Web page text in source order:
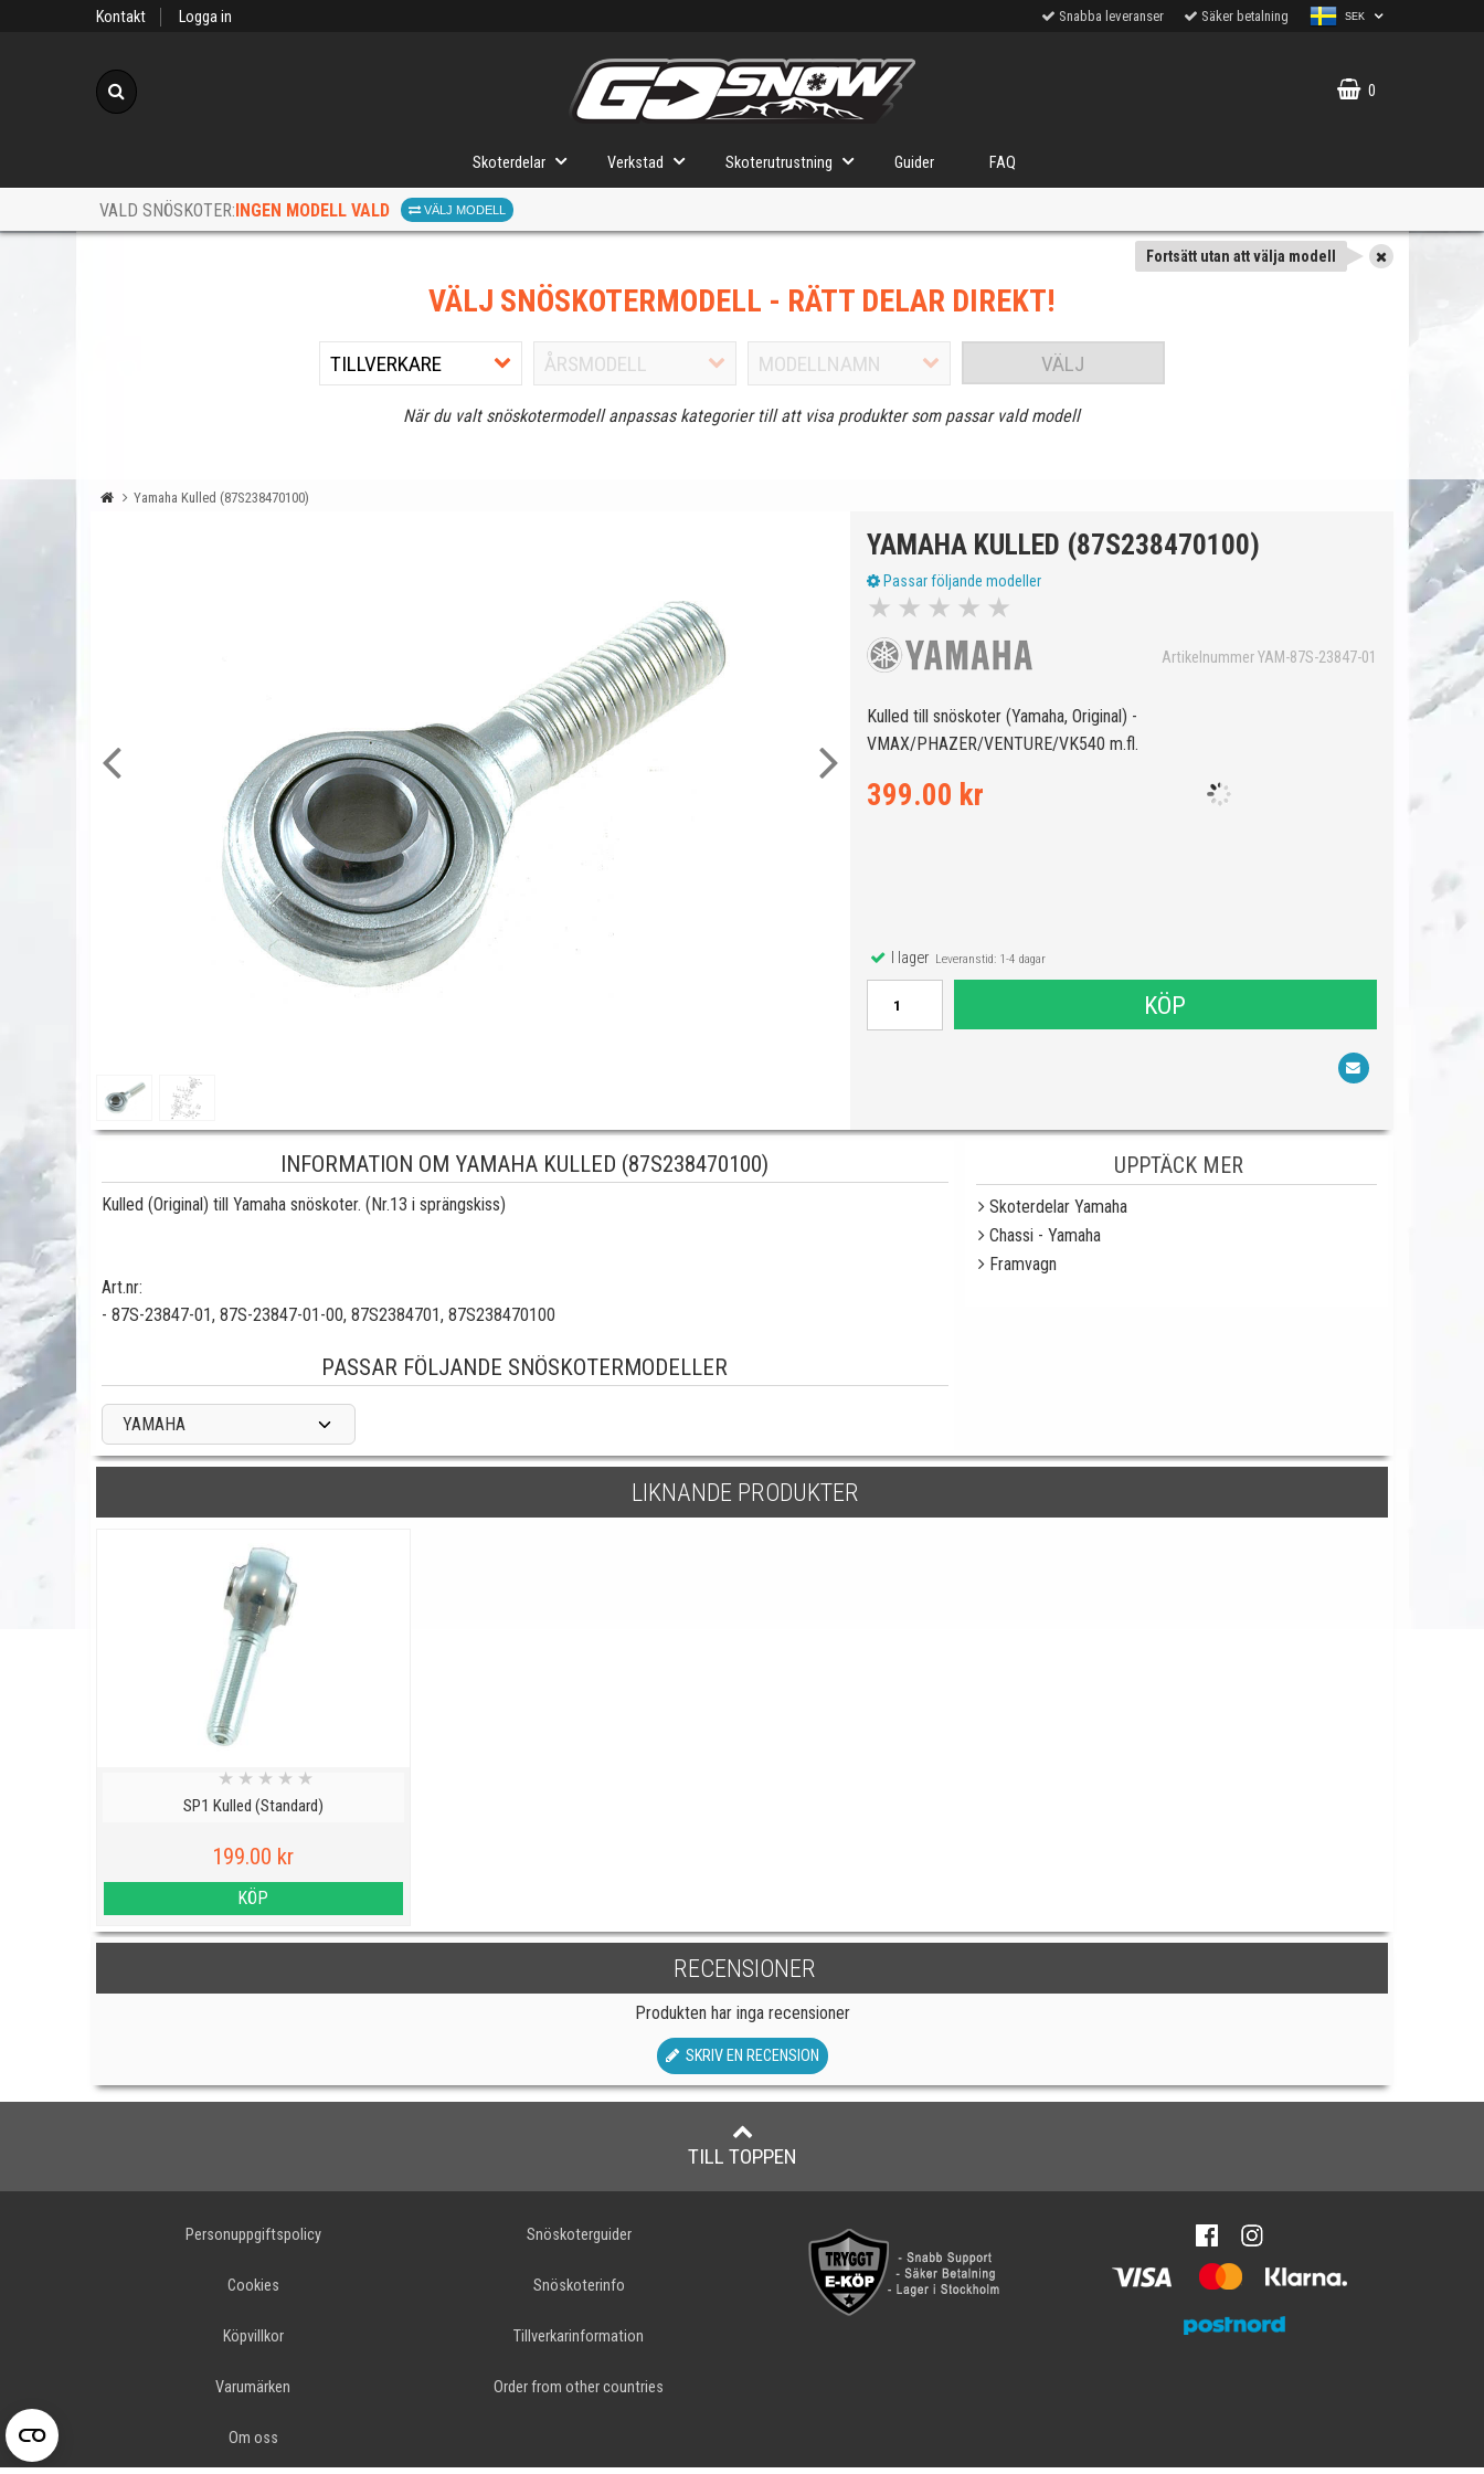
Kontakt Logga in Snabba leveranser Säker betalning SEK
0
Skoterdelar Verkstad Skoterutrustning Guider FAQ
VALD SNÖSKOTER:INGEN MODELL VALD VÄLJ MODELL
Fortsätt utan att välja modell
VÄLJ SNÖSKOTERMODELL - RÄTT DELAR DIREKT!
VÄLJ
När du valt snöskotermodell anpassas kategorier till att visa produkter som passar vald modell
Yamaha Kulled (87S238470100)
YAMAHA KULLED (87S238470100)
Passar följande modeller
★ ★ ★ ★ ★
Artikelnummer YAM-87S-23847-01
Kulled till snöskoter (Yamaha, Original) -
VMAX/PHAZER/VENTURE/VK540 m.fl.
399.00 kr
I lagerLeveranstid: 1-4 dagar
KÖP
INFORMATION OM YAMAHA KULLED (87S238470100)
Kulled (Original) till Yamaha snöskoter. (Nr.13 i sprängskiss)
Art.nr:
- 87S-23847-01, 87S-23847-01-00, 87S2384701, 87S238470100
PASSAR FÖLJANDE SNÖSKOTERMODELLER
YAMAHA
UPPTÄCK MER
Skoterdelar Yamaha
Chassi - Yamaha
Framvagn
LIKNANDE PRODUKTER
SP1 Kulled (Standard)
★ ★ ★ ★ ★
199.00 kr
KÖP
RECENSIONER
Produkten har inga recensioner
SKRIV EN RECENSION
TILL TOPPEN
Personuppgiftspolicy
Cookies
Köpvillkor
Varumärken
Om oss
Snöskoterguider
Snöskoterinfo
Tillverkarinformation
Order from other countries